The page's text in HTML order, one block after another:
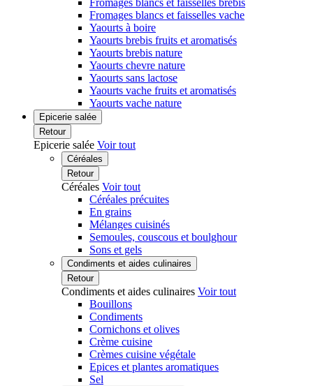
Fromages blancs et faisselles brebis
Fromages blancs et faisselles vache
Yaourts à boire
Yaourts brebis fruits et aromatisés
Yaourts brebis nature
Yaourts chevre nature
Yaourts sans lactose
Yaourts vache fruits et aromatisés
Yaourts vache nature
Epicerie salée
Retour
Epicerie salée Voir tout
Céréales
Retour
Céréales Voir tout
Céréales précuites
En grains
Mélanges cuisinés
Semoules, couscous et boulghour
Sons et gels
Condiments et aides culinaires
Retour
Condiments et aides culinaires Voir tout
Bouillons
Condiments
Cornichons et olives
Crème cuisine
Crèmes cuisine végétale
Epices et plantes aromatiques
Sel